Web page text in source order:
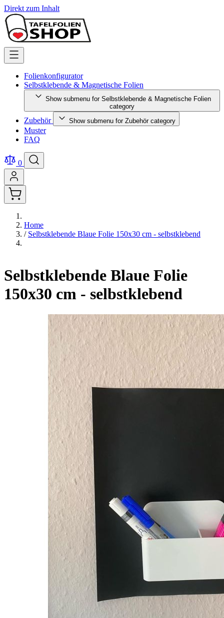
Direkt zum Inhalt
Folienkonfigurator
Selbstklebende & Magnetische Folien
Show submenu for Selbstklebende & Magnetische Folien
category
Zubehör Show submenu for Zubehör category
Muster
FAQ
0
Home
/ Selbstklebende Blaue Folie 150x30 cm - selbstklebend
Selbstklebende Blaue Folie
150x30 cm - selbstklebend